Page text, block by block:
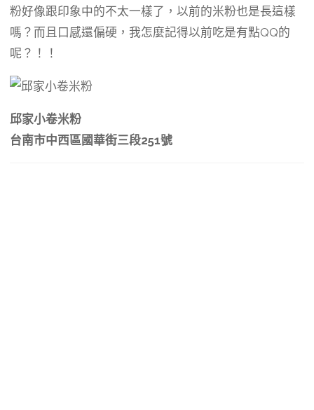
粉好像跟印象中的不太一樣了，以前的米粉也是長這樣
嗎？而且口感還偏硬，我怎麼記得以前吃是有點QQ的
呢？！！
邱家小卷米粉
台南市中西區國華街三段251號